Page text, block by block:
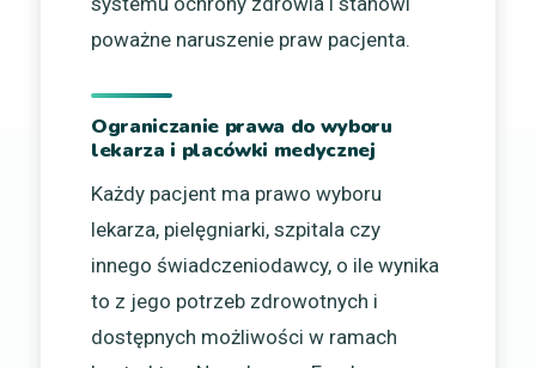
poważne naruszenie praw pacjenta.
Ograniczanie prawa do wyboru
lekarza i placówki medycznej
Każdy pacjent ma prawo wyboru
lekarza, pielęgniarki, szpitala czy
innego świadczeniodawcy, o ile wynika
to z jego potrzeb zdrowotnych i
dostępnych możliwości w ramach